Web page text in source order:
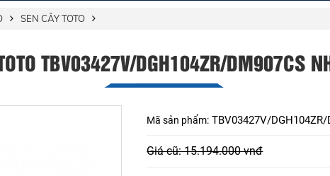
SEN CÂY TOTO
TBV03427V/DGH104ZR/DM907CS
Mã sản phẩm: TBV03427V/DGH104ZR/
Giá cũ: 15.194.000 vnđ